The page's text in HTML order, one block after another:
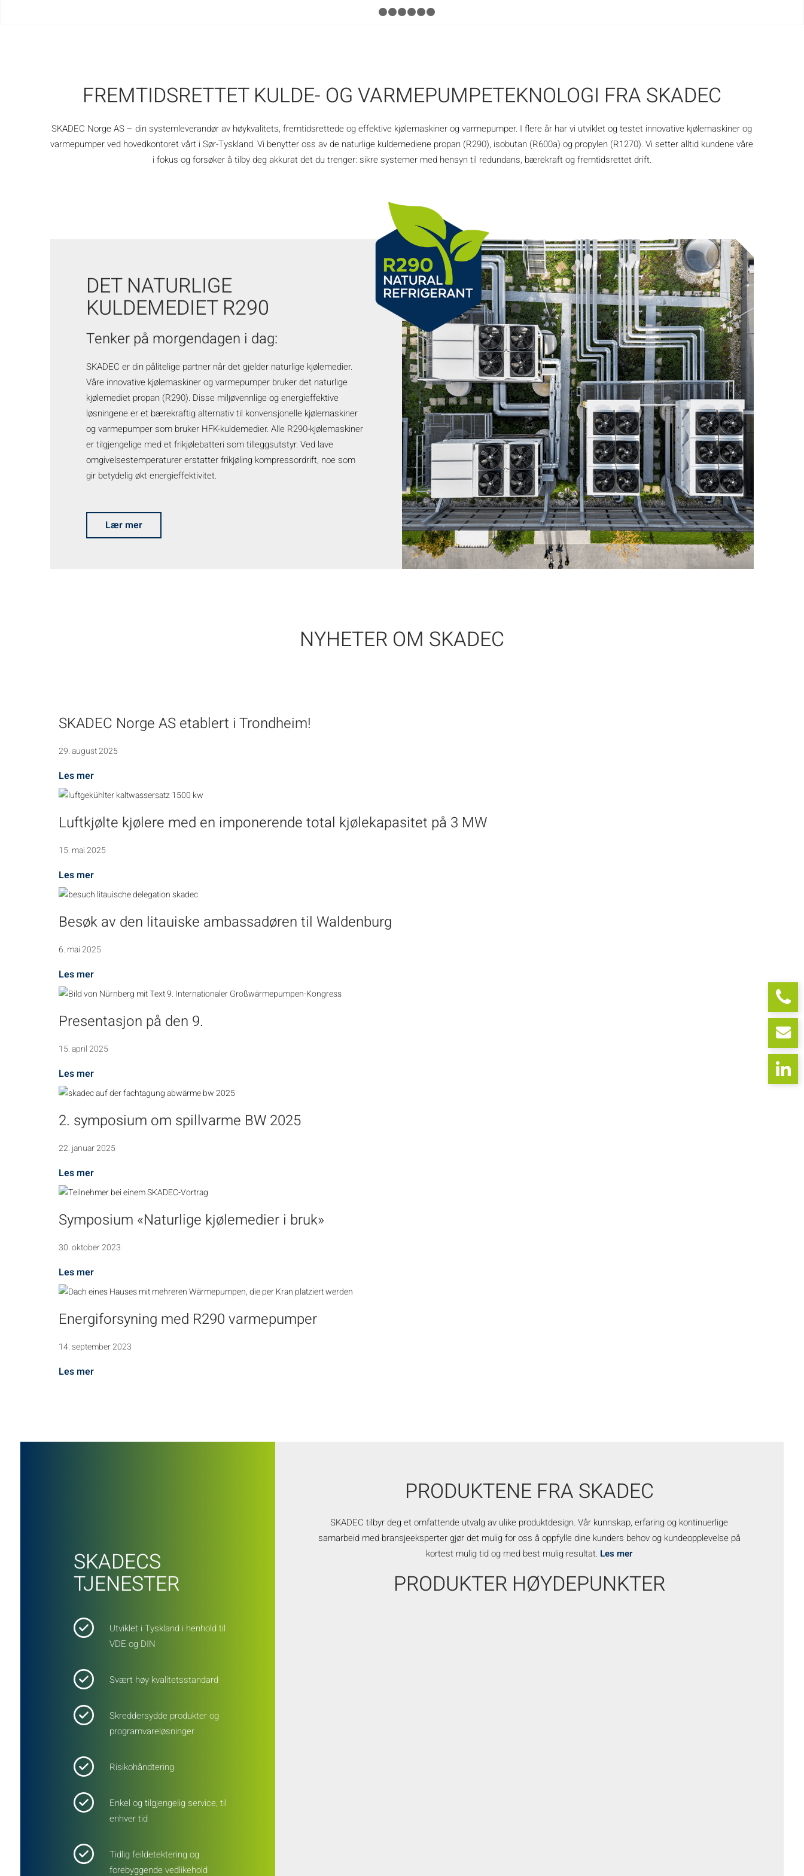
1
FREMTIDSRETTET KULDE- OG VARMEPUMPETEKNOLOGI FRA SKADEC
SKADEC Norge AS – din systemleverandør av høykvalitets, fremtidsrettede og effektive kjølemaskiner og varmepumper. I flere år har vi utviklet og testet innovative kjølemaskiner og
varmepumper ved hovedkontoret vårt i Sør-Tyskland. Vi benytter oss av de naturlige kuldemediene propan (R290), isobutan (R600a) og propylen (R1270). Vi setter alltid kundene våre
i fokus og forsøker å tilby deg akkurat det du trenger: sikre systemer med hensyn til redundans, bærekraft og fremtidsrettet drift.
DET NATURLIGE
KULDEMEDIET R290
Tenker på morgendagen i dag:
SKADEC er din pålitelige partner når det gjelder naturlige kjølemedier.
Våre innovative kjølemaskiner og varmepumper bruker det naturlige
kjølemediet propan (R290). Disse miljøvennlige og energieffektive
løsningene er et bærekraftig alternativ til konvensjonelle kjølemaskiner
og varmepumper som bruker HFK-kuldemedier. Alle R290-kjølemaskiner
er tilgjengelige med et frikjølebatteri som tilleggsutstyr. Ved lave
omgivelsestemperaturer erstatter frikjøling kompressordrift, noe som
gir betydelig økt energieffektivitet.
Lær mer
NYHETER OM SKADEC
SKADEC Norge AS etablert i Trondheim!
29. august 2025
Les mer
Luftkjølte kjølere med en imponerende total kjølekapasitet på 3 MW
15. mai 2025
Les mer
Besøk av den litauiske ambassadøren til Waldenburg
6. mai 2025
Les mer
Presentasjon på den 9.
15. april 2025
Les mer
2. symposium om spillvarme BW 2025
22. januar 2025
Les mer
Symposium «Naturlige kjølemedier i bruk»
30. oktober 2023
Les mer
Energiforsyning med R290 varmepumper
14. september 2023
Les mer
SKADECS
TJENESTER
Utviklet i Tyskland i henhold til
VDE og DIN
Svært høy kvalitetsstandard
Skreddersydde produkter og
programvareløsninger
Risikohåndtering
Enkel og tilgjengelig service, til
enhver tid
Tidlig feildetektering og
forebyggende vedlikehold
PRODUKTENE FRA SKADEC
SKADEC tilbyr deg et omfattende utvalg av ulike produktdesign. Vår kunnskap, erfaring og kontinuerlige
samarbeid med bransjeeksperter gjør det mulig for oss å oppfylle dine kunders behov og kundeopplevelse på
kortest mulig tid og med best mulig resultat. Les mer
PRODUKTER HØYDEPUNKTER